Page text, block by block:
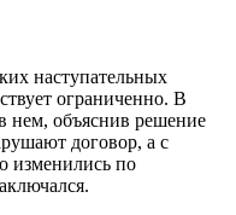
наступательных
ограниченно. В
нем, объяснив решение
договор, а с
изменились по